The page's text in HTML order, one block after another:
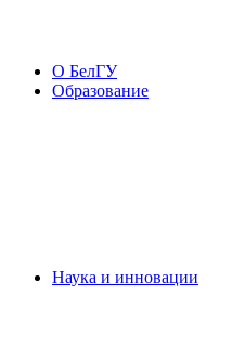
О БелГУ
Образование
Наука и инновации